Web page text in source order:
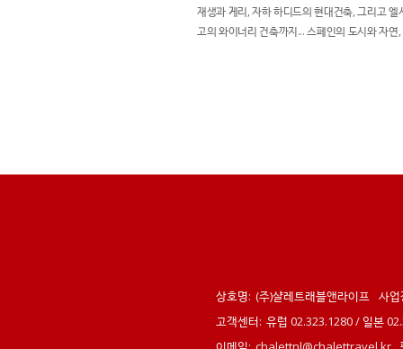
재생과 게리, 자하 하디드의 현대건축, 그리고 엘
고의 와이너리 건축까지... 스페인의 도시와 자연
상호명: (주)샬레트래블앤라이프 사
고객센터: 유럽 02.323.1280 / 일본